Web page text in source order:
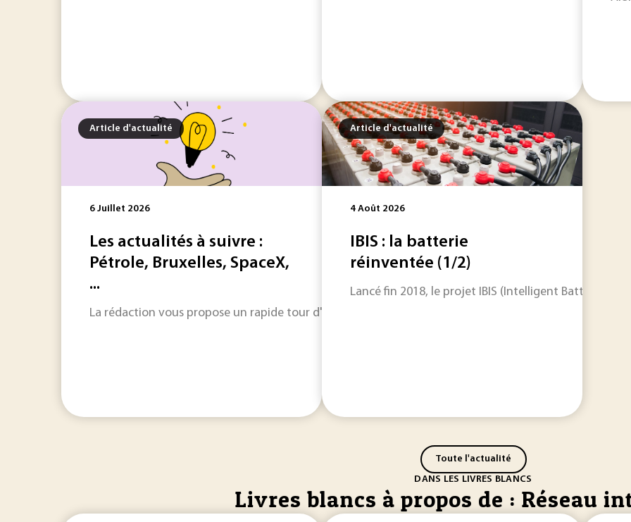
Article d'actualité
6 Juillet 2026
Les actualités à suivre :
Pétrole, Bruxelles, SpaceX,
...
La rédaction vous propose un rapide tour d'horizon sur les informations qui feront l'actualité
Article d'actualité
4 Août 2026
IBIS : la batterie
réinventée (1/2)
Lancé fin 2018, le projet IBIS (Intelligent Battery
Toute l'actualité
DANS LES LIVRES BLANCS
Livres blancs à propos de : Réseau